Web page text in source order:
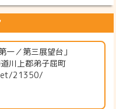
一／第三展望台」
川上郡弟子屈町
21350/